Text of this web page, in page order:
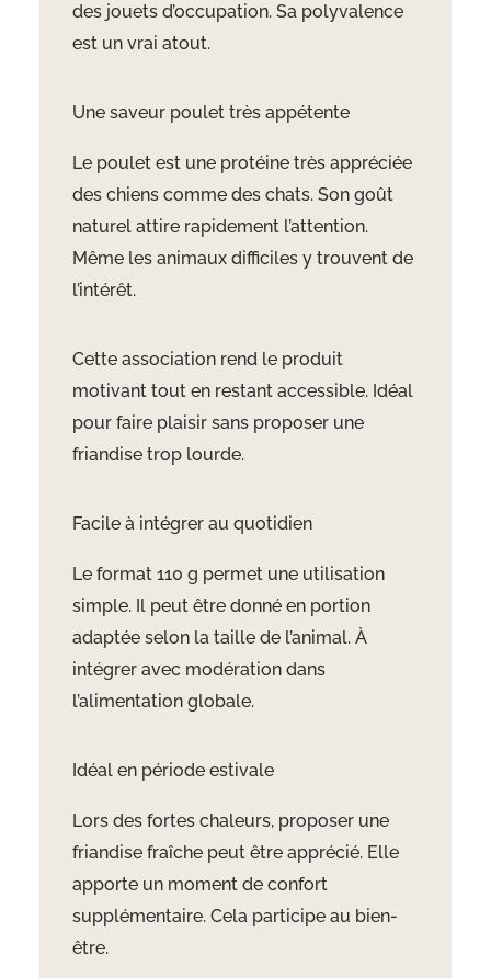
des jouets d’occupation. Sa polyvalence
est un vrai atout.
Une saveur poulet très appétente
Le poulet est une protéine très appréciée
des chiens comme des chats. Son goût
naturel attire rapidement l’attention.
Même les animaux difficiles y trouvent de
l’intérêt.
Cette association rend le produit
motivant tout en restant accessible. Idéal
pour faire plaisir sans proposer une
friandise trop lourde.
Facile à intégrer au quotidien
Le format 110 g permet une utilisation
simple. Il peut être donné en portion
adaptée selon la taille de l’animal. À
intégrer avec modération dans
l’alimentation globale.
Idéal en période estivale
Lors des fortes chaleurs, proposer une
friandise fraîche peut être apprécié. Elle
apporte un moment de confort
supplémentaire. Cela participe au bien-
être.